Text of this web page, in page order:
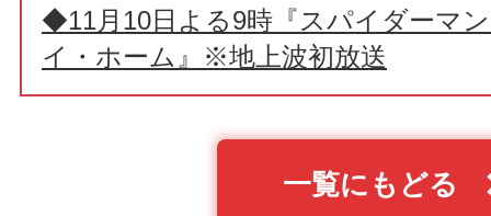
◆11月10日よる9時『スパイダーマ
イ・ホーム』※地上波初放送
一覧にもどる